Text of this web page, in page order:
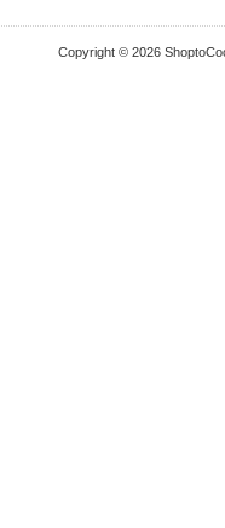
Copyright © 2026